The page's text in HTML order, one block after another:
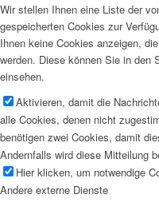
Wir stellen Ihnen eine Liste der
gespeicherten Cookies zur
Ihnen keine Cookies anzeigen,
werden. Diese können Sie in den
einsehen.
Aktivieren, damit die
alle Cookies, denen nicht
benötigen zwei Cookies, damit
Andernfalls wird diese Mitteilung
Hier klicken, um notwendige
Andere externe Dienste